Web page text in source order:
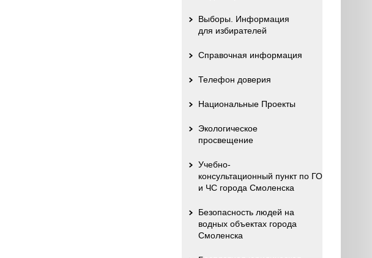
Выборы. Информация
для избирателей
Справочная информация
Телефон доверия
Национальные Проекты
Экологическое
просвещение
Учебно-
консультационный пункт по ГО
и ЧС города Смоленска
Безопасность людей на
водных объектах города
Смоленска